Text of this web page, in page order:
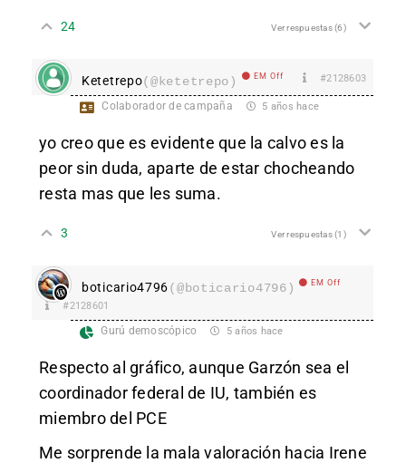
24 Ver respuestas(6)
Ketetrepo(@ketetrepo) EM Off #2128603
Colaborador de campaña 5 años hace
yo creo que es evidente que la calvo es la
peor sin duda, aparte de estar chocheando
resta mas que les suma.
3 Ver respuestas(1)
boticario4796(@boticario4796) EM Off
#2128601
Gurú demoscópico 5 años hace
Respecto al gráfico, aunque Garzón sea el
coordinador federal de IU, también es
miembro del PCE
Me sorprende la mala valoración hacia Irene